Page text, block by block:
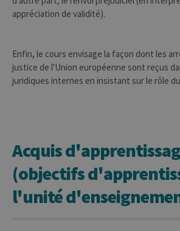
appréciation de validité).
Enfin, le cours envisage la façon dont les
justice de l'Union européenne sont reçus
juridiques internes en insistant sur le rôle
Acquis
(objectifs
l'unité